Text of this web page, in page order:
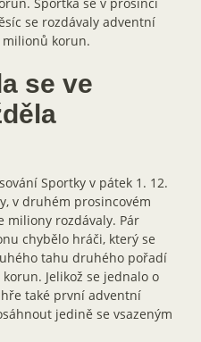
se rozdávaly adventní
milionů korun.
se ve
Sportky v pátek 1. 12.
v druhém prosincovém
miliony rozdávaly. Pár
chybělo hráči, který se
tahu druhého pořadí
Jelikož se jednalo o
také první adventní
jedině se vsazeným